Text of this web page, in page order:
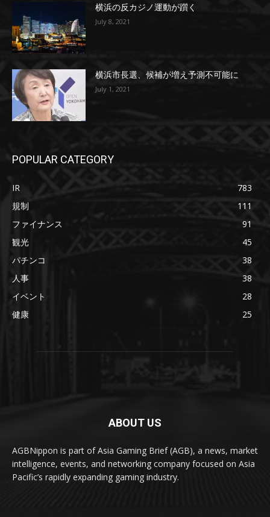
横浜の反カジノ運動が躓く
July 8, 2021
横浜市長選、候補が増え予測不可能に
July 1, 2021
POPULAR CATEGORY
IR
783
規制
111
ファイナンス
91
観光
45
パチンコ
38
人事
38
イベント
28
健康
25
ABOUT US
AGBNippon is part of Asia Gaming Brief (AGB), a news, market
intelligence, events, and networking company focused on Asia
Pacific’s rapidly expanding gaming industry.